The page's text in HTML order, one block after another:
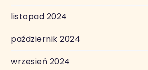
listopad 2024
październik 2024
wrzesień 2024